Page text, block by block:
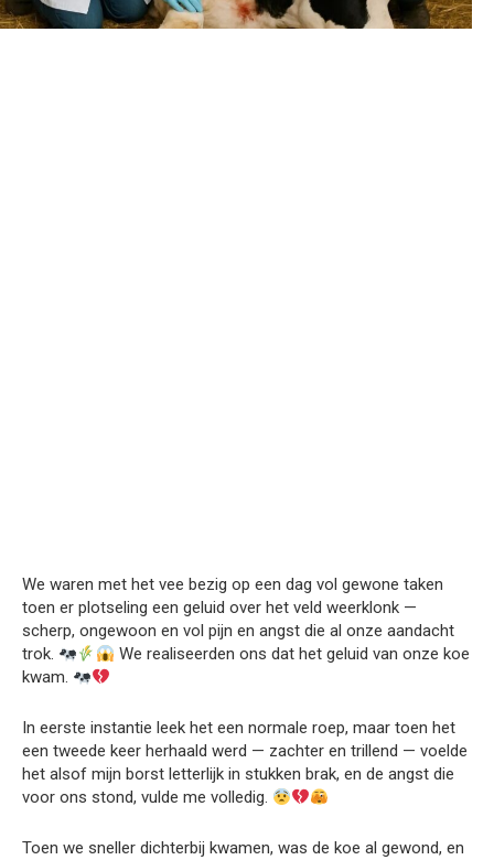
We waren met het vee bezig op een dag vol gewone taken
toen er plotseling een geluid over het veld weerklonk —
scherp, ongewoon en vol pijn en angst die al onze aandacht
trok.
We realiseerden ons dat het geluid van onze koe
kwam.
In eerste instantie leek het een normale roep, maar toen het
een tweede keer herhaald werd — zachter en trillend — voelde
het alsof mijn borst letterlijk in stukken brak, en de angst die
voor ons stond, vulde me volledig.
Toen we sneller dichterbij kwamen, was de koe al gewond, en